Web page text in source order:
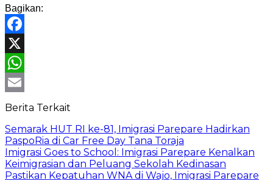
Bagikan:
Facebook
X
WhatsApp
Email
Berita Terkait
Semarak HUT RI ke-81, Imigrasi Parepare Hadirkan
PaspoRia di Car Free Day Tana Toraja
Imigrasi Goes to School: Imigrasi Parepare Kenalkan
Keimigrasian dan Peluang Sekolah Kedinasan
Pastikan Kepatuhan WNA di Wajo, Imigrasi Parepare